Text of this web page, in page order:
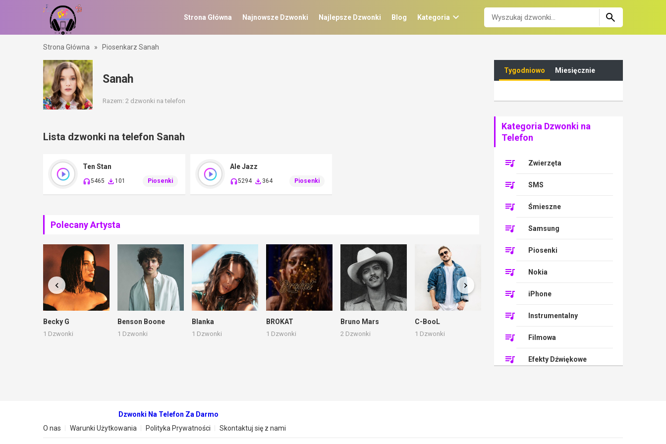
Strona Główna Najnowsze Dzwonki Najlepsze Dzwonki Blog Kategoria
Strona Główna » Piosenkarz Sanah
Sanah
Razem: 2 dzwonki na telefon
Lista dzwonki na telefon Sanah
Ten Stan
5465 101 Piosenki
Ale Jazz
5294 364 Piosenki
Polecany Artysta
Becky G
1 Dzwonki
Benson Boone
1 Dzwonki
Blanka
1 Dzwonki
BROKAT
1 Dzwonki
Bruno Mars
2 Dzwonki
C-BooL
1 Dzwonki
Central Cee
1 Dzwonki
CYRIL
Tygodniowo Miesięcznie
Kategoria Dzwonki na
Telefon
Zwierzęta
SMS
Śmieszne
Samsung
Piosenki
Nokia
iPhone
Instrumentalny
Filmowa
Efekty Dźwiękowe
Dzwonki Na Telefon Za Darmo
O nas
Warunki Użytkowania Polityka Prywatności Skontaktuj się z nami